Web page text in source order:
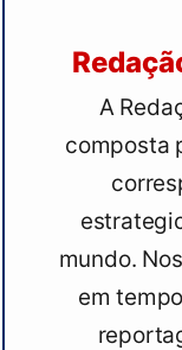
A
composta
mundo.
em